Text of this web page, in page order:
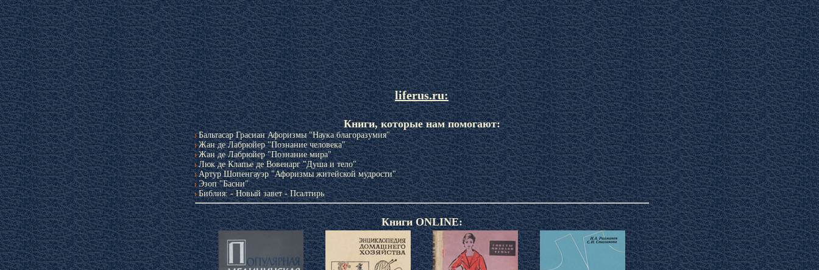
liferus.ru:
Книги, которые нам помогают:
Бальтасар Грасиан Афоризмы "Наука благоразумия"
Жан де Лабрюйер "Познание человека"
Жан де Лабрюйер "Познание мира"
Люк де Клапье де Вовенарг "Душа и тело"
Артур Шопенгауэр "Афоризмы житейской мудрости"
Эзоп "Басни"
Библия: - Новый завет - Псалтирь
Книги ONLINE: